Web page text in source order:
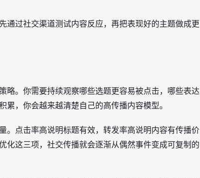
通过社交渠道测试内容反应，再把表现好的主题做成更
略。你需要持续观察哪些选题更容易被点击，哪些表达
，你会越来越清楚自己的高传播内容模型。
。点击率高说明标题有效，转发率高说明内容有传播价
化这三项，社交传播就会逐渐从偶然事件变成可复制的